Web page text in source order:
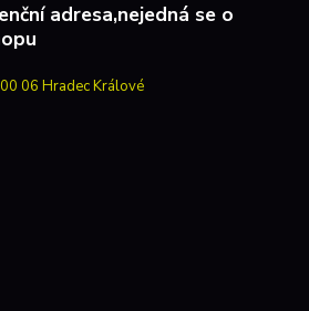
adresa,nejedná se o
06 Hradec Králové